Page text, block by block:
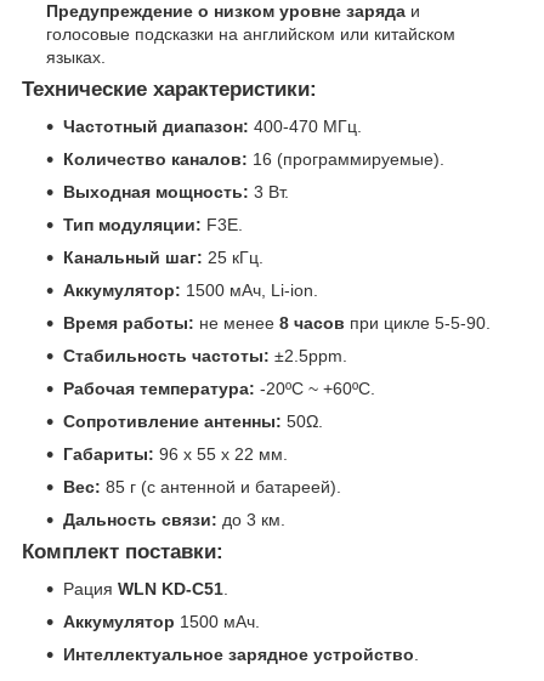
Предупреждение о низком уровне заряда и
голосовые подсказки на английском или китайском
языках.
Технические характеристики:
Частотный диапазон: 400-470 МГц.
Количество каналов: 16 (программируемые).
Выходная мощность: 3 Вт.
Тип модуляции: F3E.
Канальный шаг: 25 кГц.
Аккумулятор: 1500 мАч, Li-ion.
Время работы: не менее 8 часов при цикле 5-5-90.
Стабильность частоты: ±2.5ppm.
Рабочая температура: -20ºC ~ +60ºC.
Сопротивление антенны: 50Ω.
Габариты: 96 x 55 x 22 мм.
Вес: 85 г (с антенной и батареей).
Дальность связи: до 3 км.
Комплект поставки:
Рация WLN KD-C51
Аккумулятор 1500 мАч.
Интеллектуальное зарядное устройство